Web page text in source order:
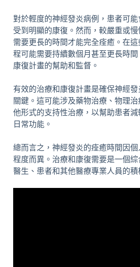
對於輕度的神經發炎病例，患者可
受到明顯的康復。然而，較嚴重或
需要更長的時間才能完全痊癒。在
程可能需要持續數個月甚至更長時
康復計畫的幫助和監督。
有效的治療和康復計畫是確保神經
關鍵。這可能涉及藥物治療、物理
他形式的支持性治療，以幫助患者
日常功能。
總而言之，神經發炎的痊癒時間因
程度而異。治療和康復需要是一個
醫生、患者和其他醫療專業人員的積